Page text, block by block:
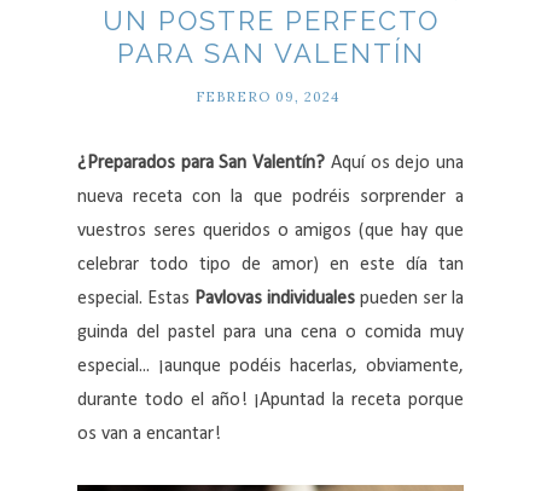
UN POSTRE PERFECTO
PARA SAN VALENTÍN
FEBRERO 09, 2024
¿Preparados para San Valentín? Aquí os dejo una
nueva receta con la que podréis sorprender a
vuestros seres queridos o amigos (que hay que
celebrar todo tipo de amor) en este día tan
especial. Estas Pavlovas individuales pueden ser la
guinda del pastel para una cena o comida muy
especial... ¡aunque podéis hacerlas, obviamente,
durante todo el año! ¡Apuntad la receta porque
os van a encantar!